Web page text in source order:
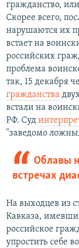
гражданство,
Скорее всего,
нарушаются их
встает на
российских
проблема
так, 15 декабря
гражданства
встали на
РФ. Суд
"заведомо
Облавы
встречах
На выходцев из
Кавказа,
российское
упростить себе